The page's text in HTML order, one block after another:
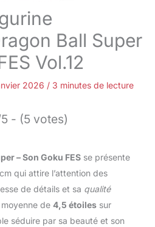
Ball Super
Vol.12
2026 / 3 minutes de lecture
- (5 votes)
– Son Goku FES se présente
qui attire l’attention des
de détails et sa qualité
de 4,5 étoiles sur
séduire par sa beauté et son